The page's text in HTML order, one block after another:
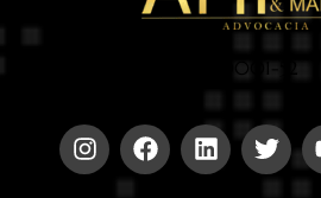
CNPJ 42.579.159/0001-52 |